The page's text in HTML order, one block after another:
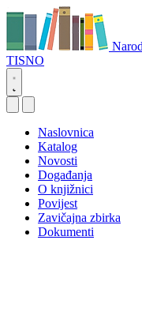
TISNO
Naslovnica
Katalog
Novosti
Događanja
O knjižnici
Povijest
Zavičajna zbirka
Dokumenti